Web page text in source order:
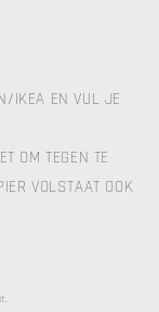
IKEA EN VUL JE
OM TEGEN TE
VOLSTAAT OOK